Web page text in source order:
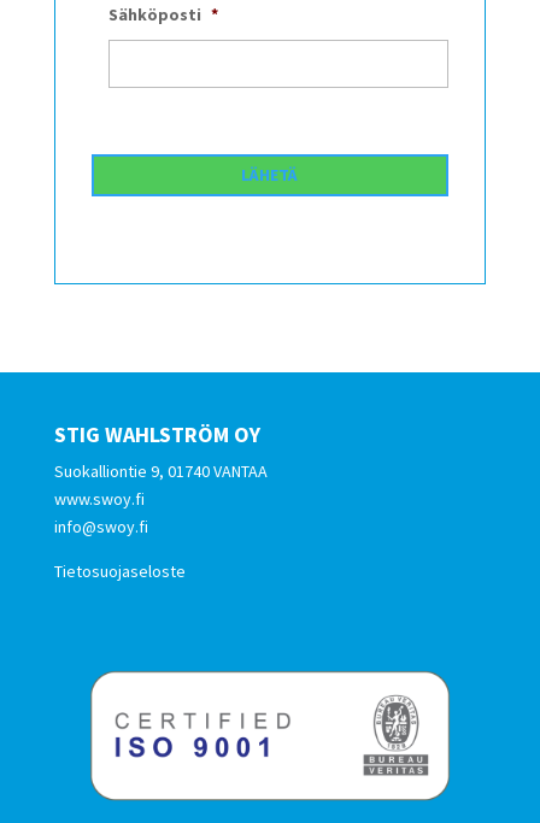
Sähköposti *
STIG WAHLSTRÖM OY
Suokalliontie 9, 01740 VANTAA
www.swoy.fi
info@swoy.fi
Tietosuojaseloste